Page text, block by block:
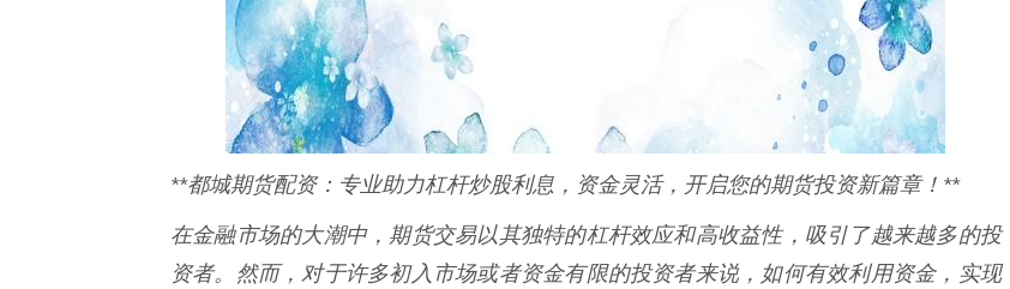
**都城期货配资：专业助力杠杆炒股利息，资金灵活，开启您的期货投资新篇章！**
在金融市场的大潮中，期货交易以其独特的杠杆效应和高收益性，吸引了越来越多的投
资者。然而，对于许多初入市场或者资金有限的投资者来说，如何有效利用资金，实现